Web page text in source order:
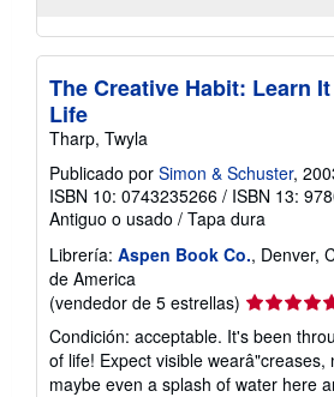
The Creative Habit: Learn
Life
Tharp, Twyla
Publicado por Simon & Schuster,
ISBN 10: 0743235266 / ISBN 13:
Antiguo o usado / Tapa dura
Librería: Aspen Book Co., Denver,
de America
(vendedor de 5 estrellas) Calificación
del
vendedor:
5
Condición: acceptable. It's been
of life! Expect visible wearâ"creases,
maybe even a splash of water here